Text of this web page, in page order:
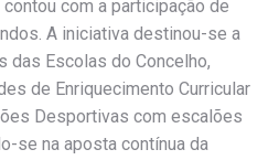
contou com a participação de
A iniciativa destinou-se a
das Escolas do Concelho,
de Enriquecimento Curricular
Desportivas com escalões
se na aposta contínua da